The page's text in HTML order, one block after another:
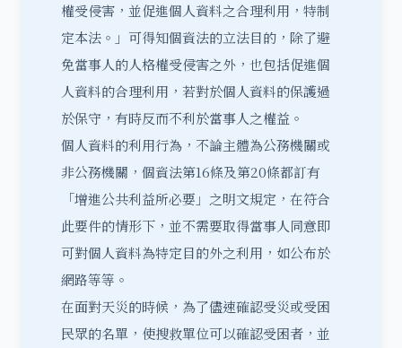
權受侵害，並促進個人資料之合理利用，特制
定本法。」可得知個資法的立法目的，除了避
免當事人的人格權受侵害之外，也包括促進個
人資料的合理利用，若對於個人資料的保護過
於保守，有時反而不利於當事人之權益。
個人資料的利用行為，不論主體為公務機關或
非公務機關，個資法第16條及第20條都訂有
「增進公共利益所必要 」之明文規定，在符合
此要件的情形下，並不需要取得當事人同意即
可對個人資料為特定目的外之利用，如公布於
網路等等。
在面對天災的時候，為了儘速確認受災或受困
民眾的名單，使搜救單位可以確認受困者，並